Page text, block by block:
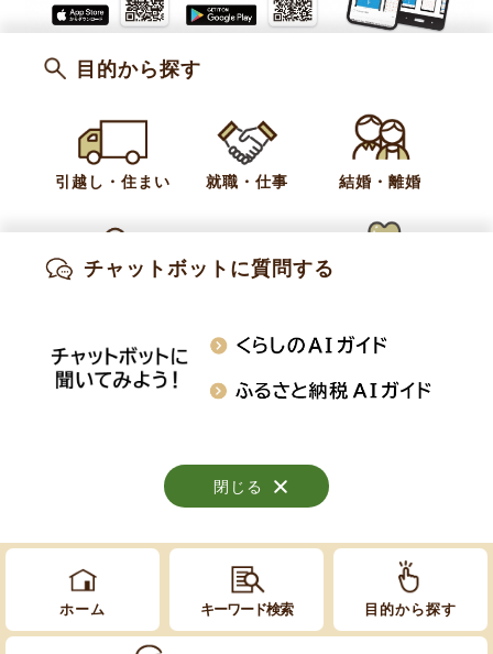
お問い合わせ
電話:
026-214-9115
ホーム キーワード検索 目的から探す
知りたい情報を検索
閉じる
目的から探す
引越し・住まい 就職・仕事 結婚・離婚
閉じる
チャットボットに質問する
閉じる